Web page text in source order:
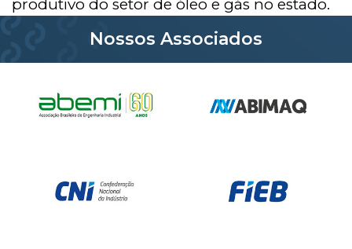
produtivo do setor de óleo e gás no estado.
Nossos Associados